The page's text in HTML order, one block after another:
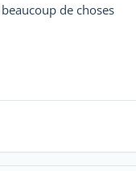
de choses